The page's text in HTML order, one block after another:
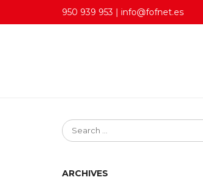
950 939 953 | info@fofnet.es
ARCHIVES